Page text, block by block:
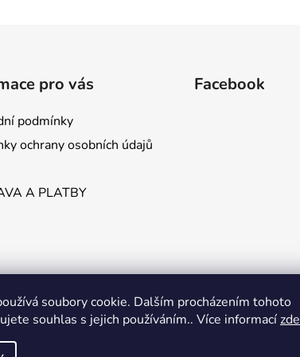
soubory cookie. Dalším procházením tohoto
souhlas s jejich používáním.. Více informacízde
pro vás
podmínky
ochrany osobních údajů
A PLATBY
Facebook